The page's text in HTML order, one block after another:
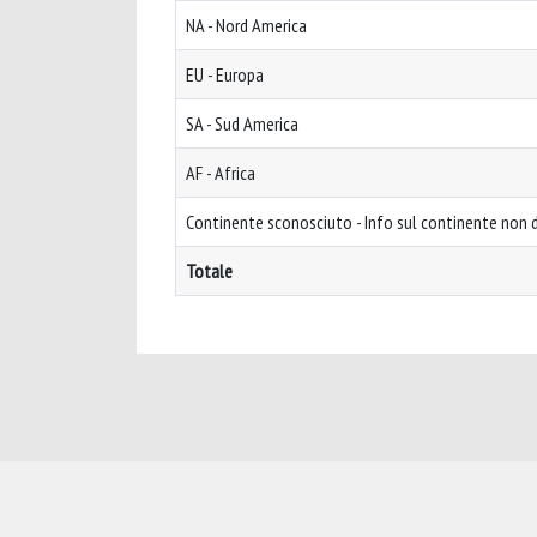
NA - Nord America
EU - Europa
SA - Sud America
AF - Africa
Continente sconosciuto - Info sul continente non
Totale